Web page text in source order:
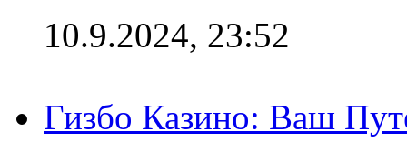
10.9.2024, 23:52
Гизбо Казино: Ваш